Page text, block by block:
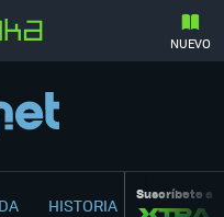
NUEVO
HISTORIA Suscríbete a